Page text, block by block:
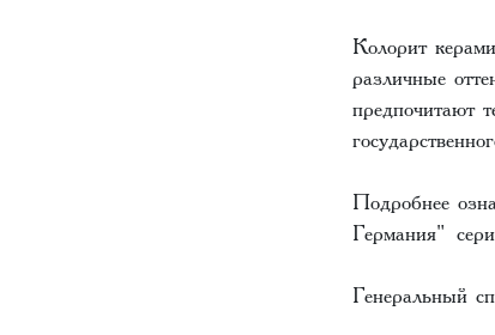
Колорит
различные
предпочитают
Подробнее
Германия"
Генеральный